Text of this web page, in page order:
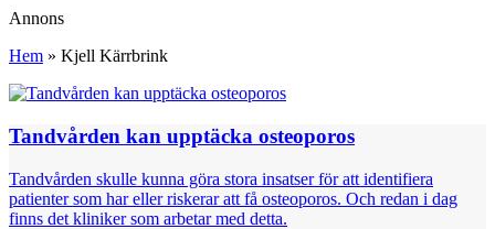
Annons
Hem » Kjell Kärrbrink
Tandvården kan upptäcka osteoporos
Tandvården skulle kunna göra stora insatser för att identifiera
patienter som har eller riskerar att få osteoporos. Och redan i dag
finns det kliniker som arbetar med detta.